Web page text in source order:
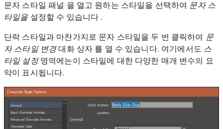
문자 스타일 패널 을 열고 원하는 스타일을 선택하여 문자 스
타일을 설정할 수 있습니다 .
단락 스타일과 마찬가지로 문자 스타일을 두 번 클릭하여 문
자 스타일 변경대화 상자 를 열 수 있습니다. 여기에서도 스
타일 설정영역에는이 스타일에 대한 다양한 매개 변수의 요
약이 표시됩니다.